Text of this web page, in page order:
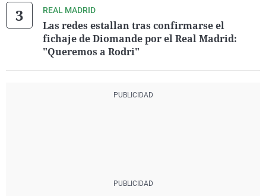
REAL MADRID
Las redes estallan tras confirmarse el
fichaje de Diomande por el Real Madrid:
"Queremos a Rodri"